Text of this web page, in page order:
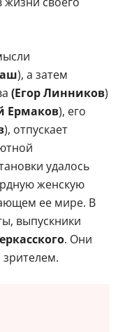
), а затем
(Егор Линников)
Ермаков), его
), отпускает
удалось
женскую
ее мире. В
выпускники
. Они